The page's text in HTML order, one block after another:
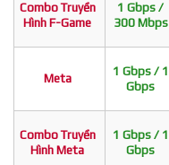
Combo Truyền
Hình F-Game
1 Gbps /
300 Mbps
Meta
1 Gbps / 1
Gbps
Combo Truyền
Hình Meta
1 Gbps / 1
Gbps